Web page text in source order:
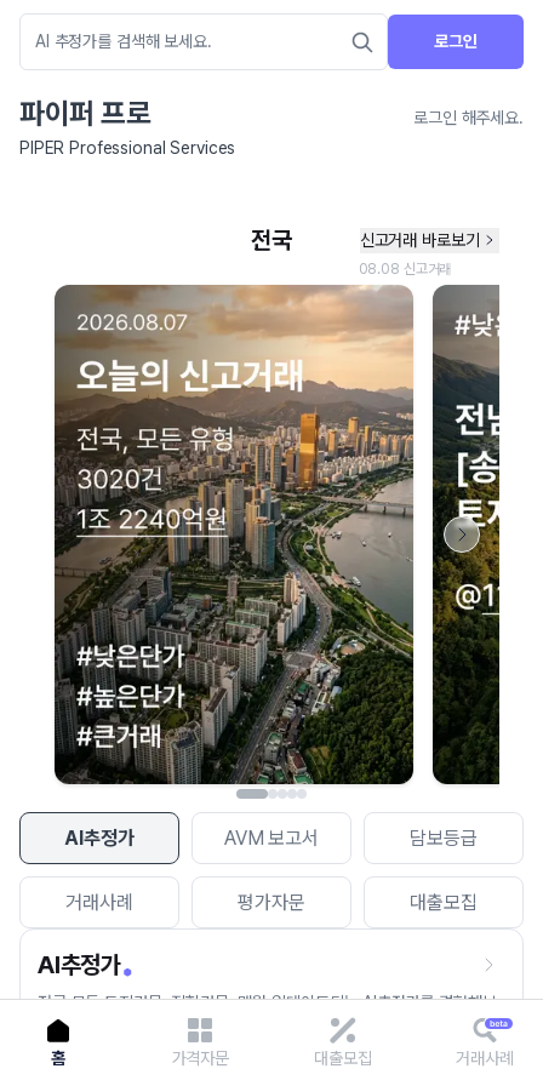
로그인
파이퍼 프로
로그인 해주세요.
PIPER Professional Services
AI추정가 AVM 보고서 담보등급
거래사례 평가자문 대출모집
AI추정가
전국 모든 토지건물, 집합건물, 매월 업데이트되는 AI추정가를 경험해보
세요.
네이버 지도 연결 안내
현재 네이버 지도 연결이 원활하지 않아 지도를 불러올 수 없습니다.
이용에 불편을 드려 죄송합니다.
다시 시도
홈 가격자문 대출모집 거래사례